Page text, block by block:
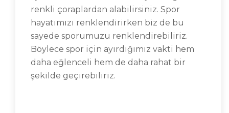
renkli çoraplardan alabilirsiniz. Spor
hayatımızı renklendirirken biz de bu
sayede sporumuzu renklendirebiliriz.
Böylece spor için ayırdığımız vakti hem
daha eğlenceli hem de daha rahat bir
şekilde geçirebiliriz.